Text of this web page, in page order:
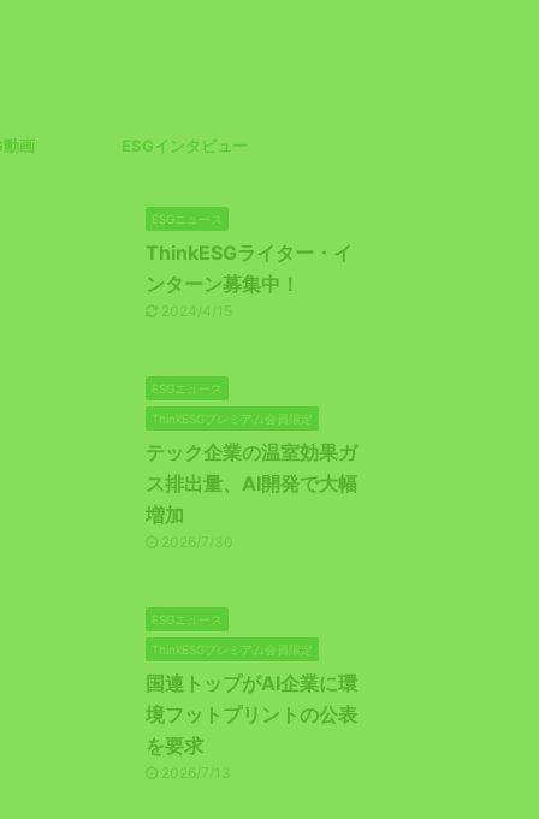
動画 ESGインタビュー
ESGニュース
ThinkESGライター・イ
ンターン募集中！
ESGニュース
ThinkESGプレミアム会員限定
テック企業の温室効果ガ
ス排出量、AI開発で大幅
増加
2026/7/30
ESGニュース
ThinkESGプレミアム会員限定
国連トップがAI企業に環
境フットプリントの公表
を要求
2026/7/13